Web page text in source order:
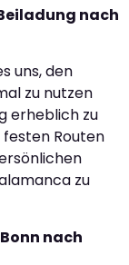
nach
uns, den
zu nutzen
erheblich zu
Routen
zu
nach